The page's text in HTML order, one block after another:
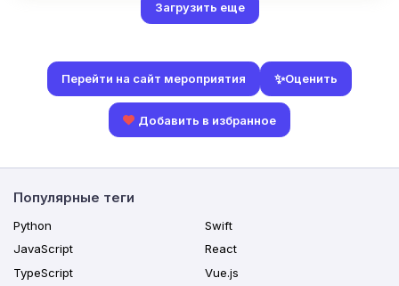
Загрузить еще
Перейти на сайт мероприятия ✨Оценить
Добавить в избранное
Популярные теги
Python
JavaScript
TypeScript
Swift
React
Vue.js